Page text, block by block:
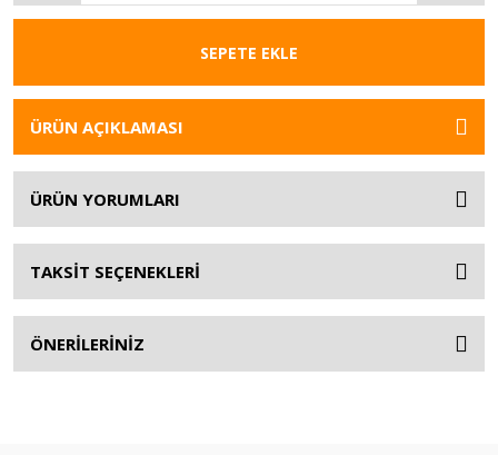
SEPETE EKLE
ÜRÜN AÇIKLAMASI
ÜRÜN YORUMLARI
TAKSİT SEÇENEKLERİ
ÖNERİLERİNİZ